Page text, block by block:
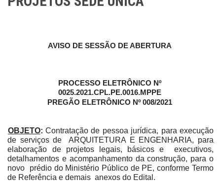
AVISO DE SESSÃO DE ABERTURA
PROCESSO ELETRÔNICO Nº
0025.2021.CPL.PE.0016.MPPE
PREGÃO ELETRÔNICO Nº 008/2021
OBJETO: Contratação de pessoa jurídica, para execução
de serviços de  ARQUITETURA E ENGENHARIA, para
elaboração de projetos legais, básicos e  executivos,
detalhamentos e acompanhamento da construção, para o
novo  prédio do Ministério Público de PE, conforme Termo
de Referência e demais  anexos do Edital.